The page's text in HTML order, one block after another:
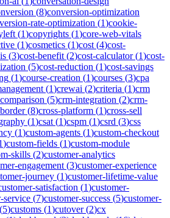
(8)conversion-optimization
rate-optimization (1)cookie-
(1)copyrights (1)core-web-vitals
(1)cosmetics (1)cost (4)cost-
(3)cost-benefit (2)cost-calculator(1)cost-
(5)cost-reduction (1)cost-savings
(1)course-creation (1)courses (3)cpa
(1)crewai (2)criteria (1)crm
(5)crm-integration (2)crm-
(8)cross-platform (1)cross-sell
(1)csat (1)cspm (1)csrd (3)css
(1)custom-agents (1)custom-checkout
)custom-fields (1)custom-module
skills (2)customer-analytics
engagement (3)customer-experience
journey (1)customer-lifetime-value
satisfaction (1)customer-
service (7)customer-success (5)customer-
(5)customs (1)cutover(2)cx